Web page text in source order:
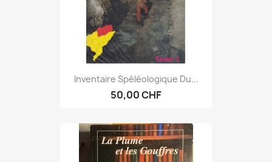
Inventaire Spéléologique Du...
50,00 CHF